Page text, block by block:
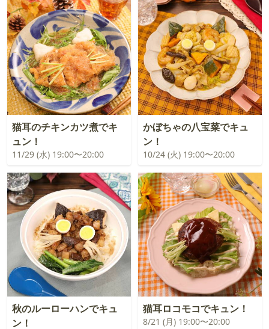
猫耳のチキンカツ煮でキ
ュン！
11/29 (水) 19:00〜20:00
かぼちゃの八宝菜でキュ
ン！
10/24 (火) 19:00〜20:00
秋のルーローハンでキュ
ン！
猫耳ロコモコでキュン！
8/21 (月) 19:00〜20:00